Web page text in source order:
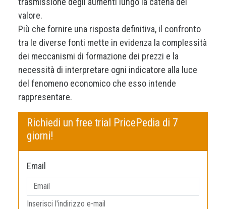
valore.
Più che fornire una risposta definitiva, il confronto
tra le diverse fonti mette in evidenza la complessità
dei meccanismi di formazione dei prezzi e la
necessità di interpretare ogni indicatore alla luce
del fenomeno economico che esso intende
rappresentare.
Richiedi un free trial PricePedia di 7
giorni!
Email
Inserisci l'indirizzo e-mail